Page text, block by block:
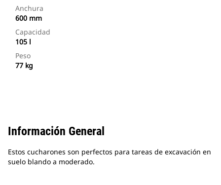
Anchura
600 mm
Capacidad
105 l
Peso
77 kg
Información General
Estos cucharones son perfectos para tareas de excavación en
suelo blando a moderado.